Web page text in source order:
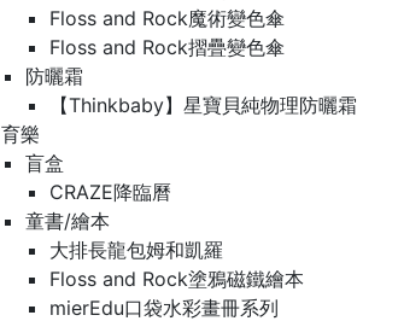
Floss and Rock魔術變色傘
Floss and Rock摺疊變色傘
防曬霜
【Thinkbaby】星寶貝純物理防曬霜
育樂
盲盒
CRAZE降臨曆
童書/繪本
大排長龍包姆和凱羅
Floss and Rock塗鴉磁鐵繪本
mierEdu口袋水彩畫冊系列